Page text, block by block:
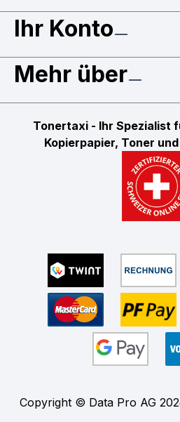
Ihr Konto
Mehr über
Tonertaxi - Ihr Spezialist
Kopierpapier, Toner
Copyright © Data Pro AG